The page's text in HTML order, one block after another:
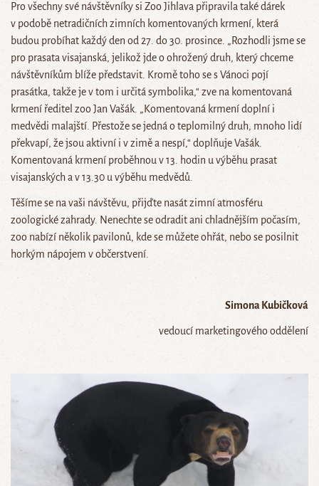
Pro všechny své návštěvníky si Zoo Jihlava připravila také dárek
v podobě netradičních zimních komentovaných krmení, která
budou probíhat každý den od 27. do 30. prosince. „Rozhodli jsme se
pro prasata visajanská, jelikož jde o ohrožený druh, který chceme
návštěvníkům blíže představit. Kromě toho se s Vánoci pojí
prasátka, takže je v tom i určitá symbolika,“ zve na komentovaná
krmení ředitel zoo Jan Vašák. „Komentovaná krmení doplní i
medvědi malajští. Přestože se jedná o teplomilný druh, mnoho lidí
překvapí, že jsou aktivní i v zimě a nespí,“ doplňuje Vašák.
Komentovaná krmení proběhnou v 13. hodin u výběhu prasat
visajanských a v 13.30 u výběhu medvědů.
Těšíme se na vaši návštěvu, přijďte nasát zimní atmosféru
zoologické zahrady. Nenechte se odradit ani chladnějším počasím,
zoo nabízí několik pavilonů, kde se můžete ohřát, nebo se posilnit
horkým nápojem v občerstvení.
Simona Kubičková
vedoucí marketingového oddělení